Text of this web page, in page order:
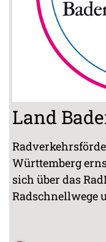
Land
Württemberg
sich über das
Radschnellwege